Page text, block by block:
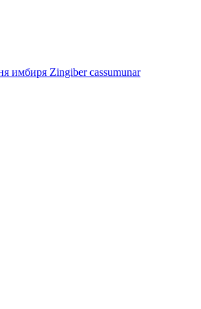
имбиря Zingiber cassumunar